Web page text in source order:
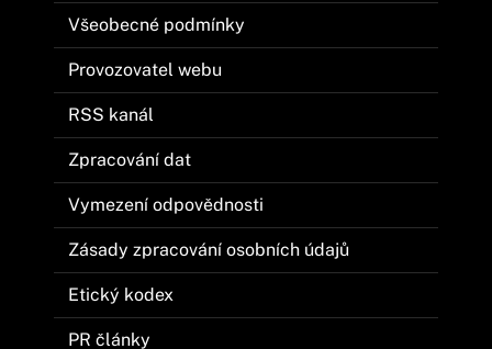
Všeobecné podmínky
Provozovatel webu
RSS kanál
Zpracování dat
Vymezení odpovědnosti
Zásady zpracování osobních údajů
Etický kodex
PR články